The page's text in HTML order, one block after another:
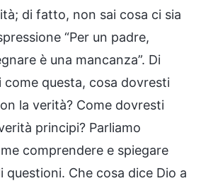
di fatto, non sai cosa ci sia
“Per un padre,
è una mancanza”. Di
questa, cosa dovresti
la verità? Come dovresti
principi? Parliamo
comprendere e spiegare
Che cosa dice Dio a